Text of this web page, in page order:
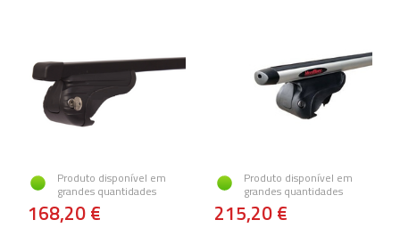
Produto disponível em
grandes quantidades
168,20 €
Produto disponível em
grandes quantidades
215,20 €